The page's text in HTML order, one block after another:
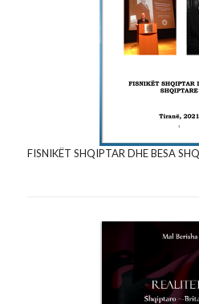
FISNIKËT SHQIPTAR DHE BESA